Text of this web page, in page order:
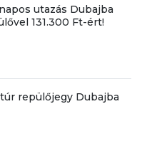
utazás Dubajba
131.300 Ft-ért!
repülőjegy Dubajba